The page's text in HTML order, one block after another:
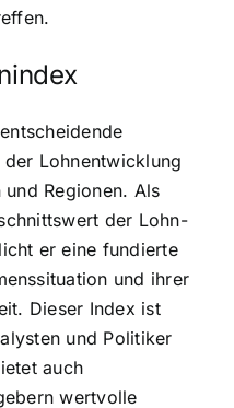
Lohnentwicklung
Regionen. Als
der Lohn-
er eine fundierte
und ihrer
Dieser Index ist
und Politiker
auch
wertvolle